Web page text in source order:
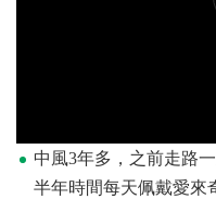
中風3年多，之前走路
半年時間每天佩戴愛來